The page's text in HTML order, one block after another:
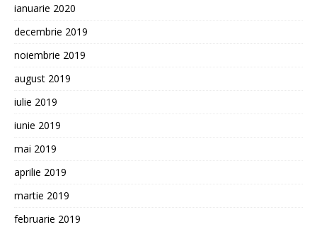
ianuarie 2020
decembrie 2019
noiembrie 2019
august 2019
iulie 2019
iunie 2019
mai 2019
aprilie 2019
martie 2019
februarie 2019